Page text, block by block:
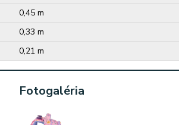
0,45 m
0,33 m
0,21 m
Fotogaléria